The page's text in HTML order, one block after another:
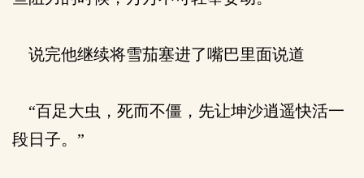
说完他继续将雪茄塞进了嘴巴里面说道
“百足大虫，死而不僵，先让坤沙逍遥快活一
段日子。”